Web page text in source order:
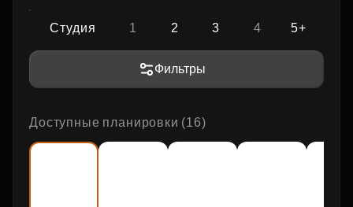
Студия 1 2 3 4 5+
Фильтры
Доступные планировки (16)